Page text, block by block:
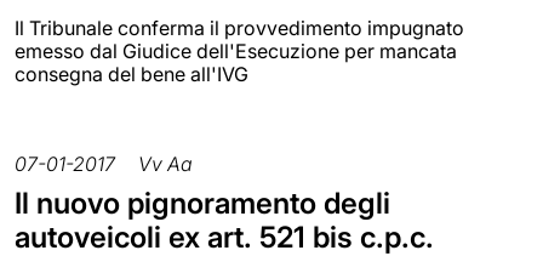
Il Tribunale conferma il provvedimento impugnato
emesso dal Giudice dell'Esecuzione per mancata
consegna del bene all'IVG
07-01-2017 Vv Aa
Il nuovo pignoramento degli
autoveicoli ex art. 521 bis c.p.c.